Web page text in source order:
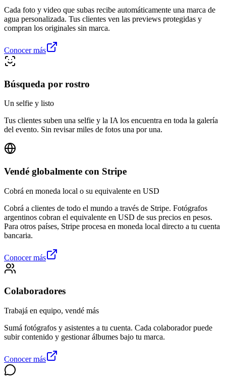
Cada foto y video que subas recibe automáticamente una marca de
agua personalizada. Tus clientes ven las previews protegidas y
compran los originales sin marca.
Conocer más
Búsqueda por rostro
Un selfie y listo
Tus clientes suben una selfie y la IA los encuentra en toda la galería
del evento. Sin revisar miles de fotos una por una.
Vendé globalmente con Stripe
Cobrá en moneda local o su equivalente en USD
Cobrá a clientes de todo el mundo a través de Stripe. Fotógrafos
argentinos cobran el equivalente en USD de sus precios en pesos.
Para otros países, Stripe procesa en moneda local directo a tu cuenta
bancaria.
Conocer más
Colaboradores
Trabajá en equipo, vendé más
Sumá fotógrafos y asistentes a tu cuenta. Cada colaborador puede
subir contenido y gestionar álbumes bajo tu marca.
Conocer más